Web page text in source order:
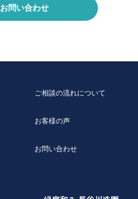
お問い合わせ
ご相談の流れについて
お客様の声
お問い合わせ